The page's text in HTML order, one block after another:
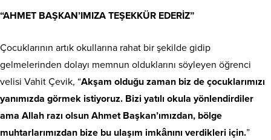
“AHMET BAŞKAN’IMIZA TEŞEKKÜR EDERİZ”
Çocuklarının artık okullarına rahat bir şekilde gidip
gelmelerinden dolayı memnun olduklarını söyleyen öğrenci
velisi Vahit Çevik, “Akşam olduğu zaman biz de çocuklarımızı
yanımızda görmek istiyoruz. Bizi yatılı okula yönlendirdiler
ama Allah razı olsun Ahmet Başkan’ımızdan, bölge
muhtarlarımızdan bize bu ulaşım imkânını verdikleri için.”